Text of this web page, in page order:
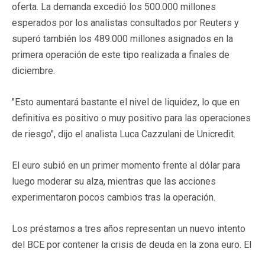
oferta. La demanda excedió los 500.000 millones
esperados por los analistas consultados por Reuters y
superó también los 489.000 millones asignados en la
primera operación de este tipo realizada a finales de
diciembre.
"Esto aumentará bastante el nivel de liquidez, lo que en
definitiva es positivo o muy positivo para las operaciones
de riesgo", dijo el analista Luca Cazzulani de Unicredit.
El euro subió en un primer momento frente al dólar para
luego moderar su alza, mientras que las acciones
experimentaron pocos cambios tras la operación.
Los préstamos a tres años representan un nuevo intento
del BCE por contener la crisis de deuda en la zona euro. El